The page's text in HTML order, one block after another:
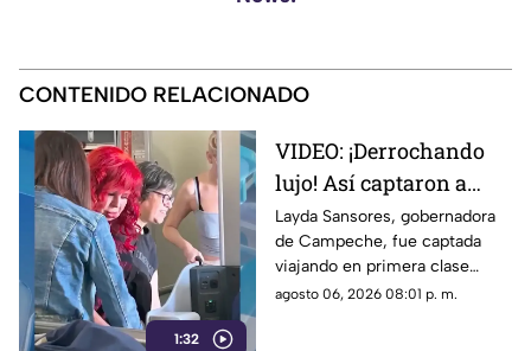
CONTENIDO RELACIONADO
1:32
VIDEO: ¡Derrochando
lujo! Así captaron a
Layda Sansores
viajando en primera
clase a Madrid; iba con
su hermana titular del
Layda Sansores, gobernadora
de Campeche, fue captada
viajando en primera clase
rumbo a Madrid junto a su
agosto 06, 2026 08:01 p. m.